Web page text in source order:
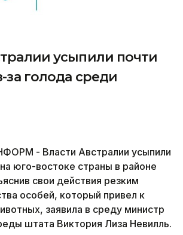
усыпили почти
за голода среди
- Власти Австралии усыпили
юго-востоке страны в районе
свои действия резким
особей, который привел к
заявила в среду министр
штата Виктория Лиза Невилль.